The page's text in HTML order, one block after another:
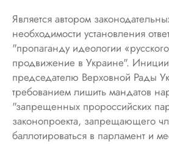
Является автором
необходимости установления
"пропаганду идеологии
продвижение в Украине".
председателю Верховной Рады
требованием лишить мандатов
"запрещенных пророссийских
законопроекта, запрещающего
баллотироваться в парламент и